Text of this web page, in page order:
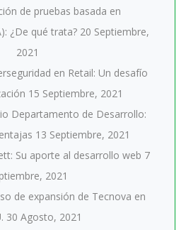
de pruebas basada en
¿De qué trata? 20 Septiembre,
2021
en Retail: Un desafío
15 Septiembre, 2021
Departamento de Desarrollo:
13 Septiembre, 2021
Su aporte al desarrollo web 7
2021
de expansión de Tecnova en
30 Agosto, 2021